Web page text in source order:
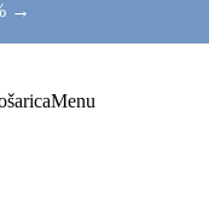
→
Menu